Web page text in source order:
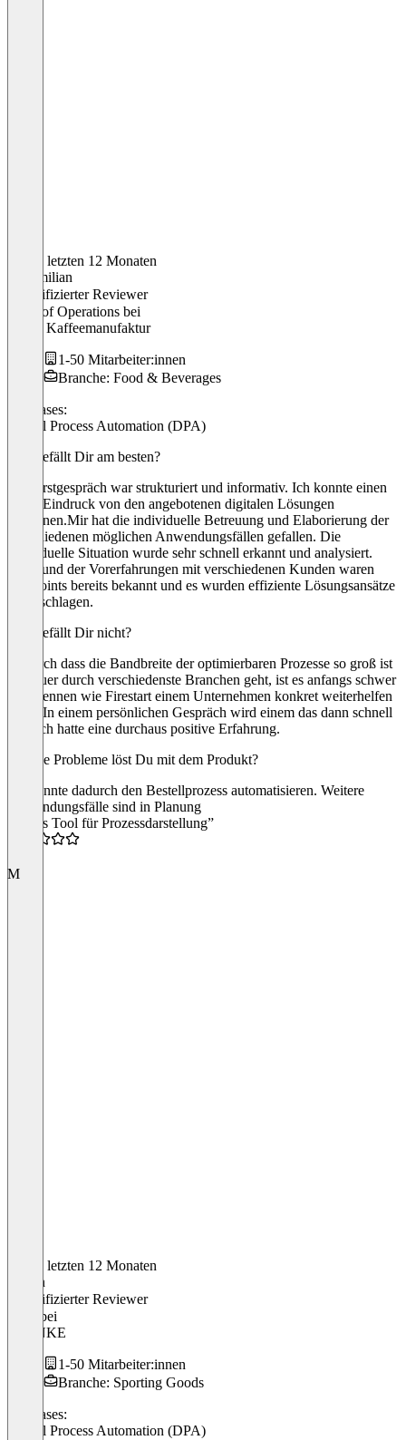
In den letzten 12 Monaten
Maximilian
Verifizierter Reviewer
Head of Operations bei
Naber Kaffeemanufaktur
1-50 Mitarbeiter:innen
Branche: Food & Beverages
Use cases:
Digital Process Automation (DPA)
Was gefällt Dir am besten?
Das Erstgespräch war strukturiert und informativ. Ich konnte einen
guten Eindruck von den angebotenen digitalen Lösungen
gewinnen.Mir hat die individuelle Betreuung und Elaborierung der
verschiedenen möglichen Anwendungsfällen gefallen. Die
individuelle Situation wurde sehr schnell erkannt und analysiert.
Aufgrund der Vorerfahrungen mit verschiedenen Kunden waren
Painpoints bereits bekannt und es wurden effiziente Lösungsansätze
vorgeschlagen.
Was gefällt Dir nicht?
Dadurch dass die Bandbreite der optimierbaren Prozesse so groß ist
und quer durch verschiedenste Branchen geht, ist es anfangs schwer
zu erkennen wie Firestart einem Unternehmen konkret weiterhelfen
kann. In einem persönlichen Gespräch wird einem das dann schnell
klar. Ich hatte eine durchaus positive Erfahrung.
Welche Probleme löst Du mit dem Produkt?
Ich konnte dadurch den Bestellprozess automatisieren. Weitere
Anwendungsfälle sind in Planung
“Tolles Tool für Prozessdarstellung”
M
In den letzten 12 Monaten
Martin
Verifizierter Reviewer
bei
FLANKE
1-50 Mitarbeiter:innen
Branche: Sporting Goods
Use cases:
Digital Process Automation (DPA)